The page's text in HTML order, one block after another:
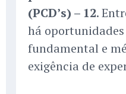
(PCD’s) – 12.
há
fundamental e
exigência de